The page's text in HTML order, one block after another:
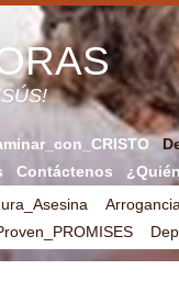
Contáctenos